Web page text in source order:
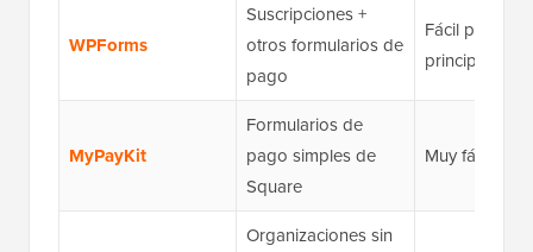
WPForms
Suscripciones +
otros formularios de
pago
Fácil para
principiantes
MyPayKit
Formularios de
pago simples de
Square
Muy fácil
Organizaciones sin